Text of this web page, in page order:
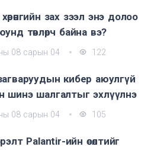
зах зээл энэ долоо
төвлөрч байна вэ?
08 сарын 04 122
кибер аюулгүй
шинэ шалгалтыг эхлүүлнэ
08 сарын 04 105
Palantir-ийн өсөлтийг